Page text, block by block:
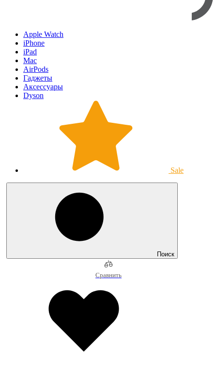
Apple Watch
iPhone
iPad
Mac
AirPods
Гаджеты
Аксессуары
Dyson
Sale
Поиск
Сравнить